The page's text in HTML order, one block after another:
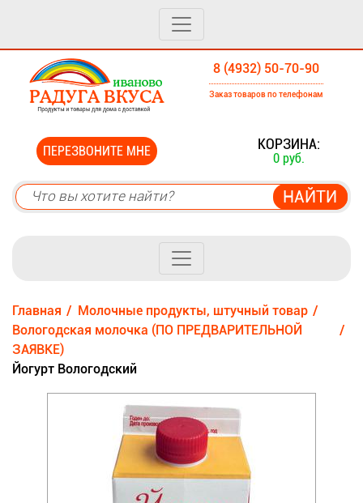
8 (4932) 50-70-90
Заказ товаров по телефонам
ПЕРЕЗВОНИТЕ МНЕ КОРЗИНА:
0 руб.
Главная
Молочные продукты, штучный товар
Вологодская молочка (ПО ПРЕДВАРИТЕЛЬНОЙ
ЗАЯВКЕ)
Йогурт Вологодский